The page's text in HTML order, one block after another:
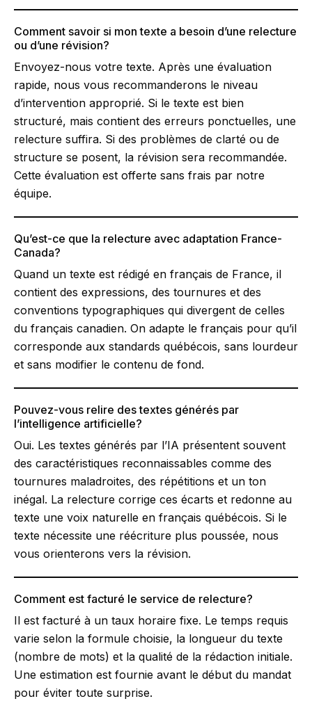
Comment savoir si mon texte a besoin d’une relecture
ou d’une révision?
Envoyez-nous votre texte. Après une évaluation
rapide, nous vous recommanderons le niveau
d’intervention approprié. Si le texte est bien
structuré, mais contient des erreurs ponctuelles, une
relecture suffira. Si des problèmes de clarté ou de
structure se posent, la révision sera recommandée.
Cette évaluation est offerte sans frais par notre
équipe.
Qu’est-ce que la relecture avec adaptation France-
Canada?
Quand un texte est rédigé en français de France, il
contient des expressions, des tournures et des
conventions typographiques qui divergent de celles
du français canadien. On adapte le français pour qu’il
corresponde aux standards québécois, sans lourdeur
et sans modifier le contenu de fond.
Pouvez-vous relire des textes générés par
l’intelligence artificielle?
Oui. Les textes générés par l’IA présentent souvent
des caractéristiques reconnaissables comme des
tournures maladroites, des répétitions et un ton
inégal. La relecture corrige ces écarts et redonne au
texte une voix naturelle en français québécois. Si le
texte nécessite une réécriture plus poussée, nous
vous orienterons vers la révision.
Comment est facturé le service de relecture?
Il est facturé à un taux horaire fixe. Le temps requis
varie selon la formule choisie, la longueur du texte
(nombre de mots) et la qualité de la rédaction initiale.
Une estimation est fournie avant le début du mandat
pour éviter toute surprise.